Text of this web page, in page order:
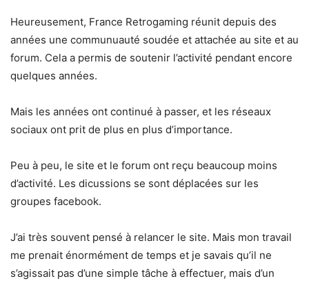
Heureusement, France Retrogaming réunit depuis des
années une communuauté soudée et attachée au site et au
forum. Cela a permis de soutenir l’activité pendant encore
quelques années.
Mais les années ont continué à passer, et les réseaux
sociaux ont prit de plus en plus d’importance.
Peu à peu, le site et le forum ont reçu beaucoup moins
d’activité. Les dicussions se sont déplacées sur les
groupes facebook.
J’ai très souvent pensé à relancer le site. Mais mon travail
me prenait énormément de temps et je savais qu’il ne
s’agissait pas d’une simple tâche à effectuer, mais d’un